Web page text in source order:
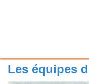
Les équipes